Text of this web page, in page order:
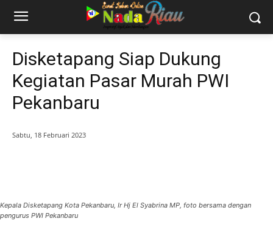
Disketapang Siap Dukung
Kegiatan Pasar Murah PWI
Pekanbaru
Sabtu, 18 Februari 2023
Kepala Disketapang Kota Pekanbaru, Ir Hj El Syabrina MP, foto bersama dengan
pengurus PWI Pekanbaru